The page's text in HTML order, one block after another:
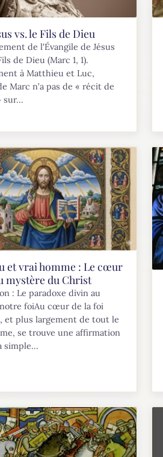
vs. le Fils de Dieu
de l'Évangile de Jésus
de Dieu (Marc 1, 1).
à Matthieu et Luc,
Marc n’a pas de « récit de
sur...
et vrai homme : Le cœur
mystère du Christ
: Le paradoxe divin au
foiAu cœur de la foi
et plus largement de tout le
se trouve une affirmation
simple...